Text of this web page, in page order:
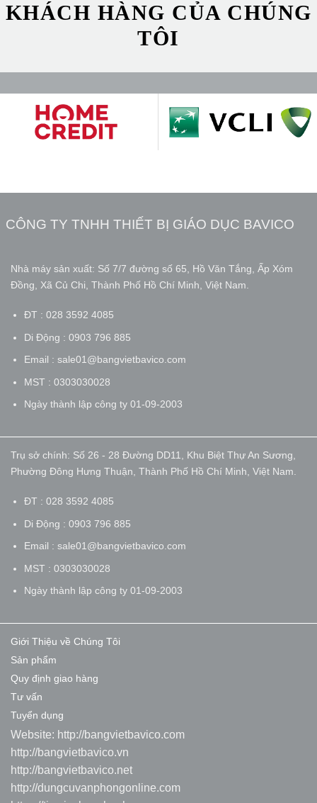
KHÁCH HÀNG CỦA CHÚNG
TÔI
CÔNG TY TNHH THIẾT BỊ GIÁO DỤC BAVICO
Nhà máy sản xuất: Số 7/7 đường số 65, Hồ Văn Tắng, Ấp Xóm
Đồng, Xã Củ Chi, Thành Phố Hồ Chí Minh, Việt Nam.
ĐT : 028 3592 4085
Di Động : 0903 796 885
Email : sale01@bangvietbavico.com
MST : 0303030028
Ngày thành lập công ty 01-09-2003
Trụ sở chính: Số 26 - 28 Đường DD11, Khu Biệt Thự An Sương,
Phường Đông Hưng Thuận, Thành Phố Hồ Chí Minh, Việt Nam.
ĐT : 028 3592 4085
Di Động : 0903 796 885
Email : sale01@bangvietbavico.com
MST : 0303030028
Ngày thành lập công ty 01-09-2003
Giới Thiệu về Chúng Tôi
Sản phẩm
Quy định giao hàng
Tư vấn
Tuyển dụng
Website: http://bangvietbavico.com
http://bangvietbavico.vn
http://bangvietbavico.net
http://dungcuvanphongonline.com